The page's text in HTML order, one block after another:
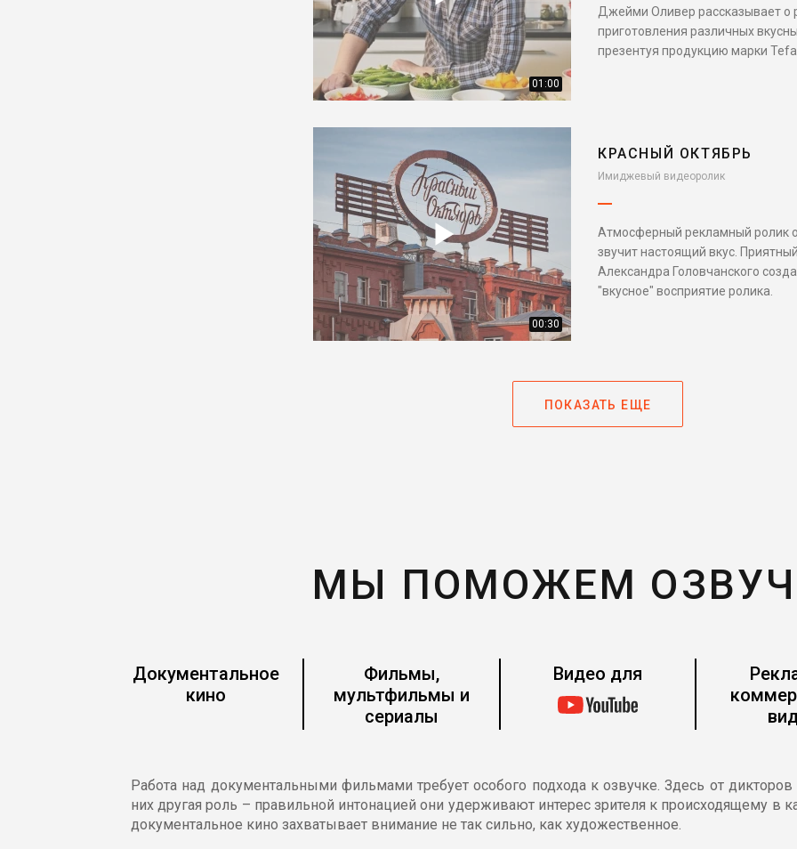
01:00
Джейми Оливер рассказывает о
приготовления различных
презентуя продукцию марки Tefal.
00:30
КРАСНЫЙ ОКТЯБРЬ
Имиджевый видеоролик
Атмосферный рекламный ролик
звучит настоящий вкус.
Александра Головчанского
"вкусное" восприятие ролика.
ПОКАЗАТЬ ЕЩЕ
МЫ ПОМОЖЕМ
Документальное
кино
Фильмы,
мультфильмы и
сериалы
Видео для
Работа над документальными фильмами требует особого подхода к озвучке. Здесь от
них другая роль – правильной интонацией они удерживают интерес зрителя к происходящему в
документальное кино захватывает внимание не так сильно, как художественное.